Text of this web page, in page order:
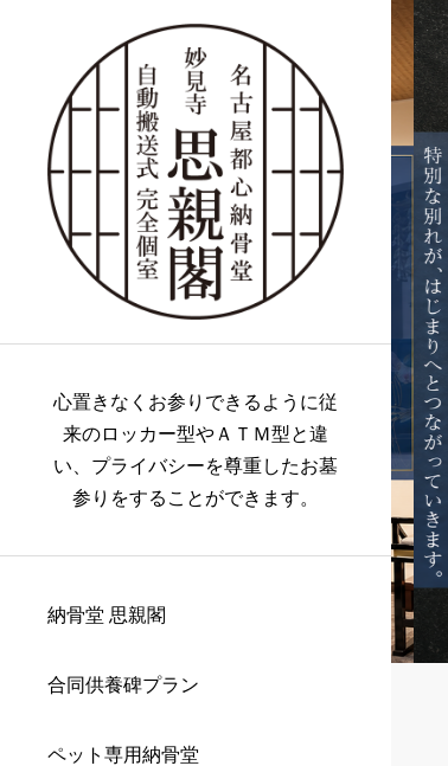
心置きなくお参りできるように従
来のロッカー型やＡＴＭ型と違
い、プライバシーを尊重したお墓
参りをすることができます。
納骨堂 思親閣
合同供養碑プラン
ペット専用納骨堂